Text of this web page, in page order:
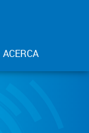
ACERCA